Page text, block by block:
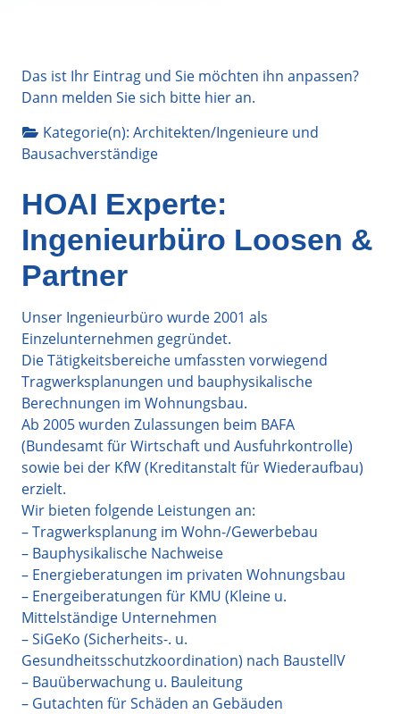
Das ist Ihr Eintrag und Sie möchten ihn anpassen?
Dann melden Sie sich bitte hieran.
Kategorie(n): Architekten/Ingenieure und
Bausachverständige
HOAI Experte:
Ingenieurbüro Loosen &
Partner
Unser Ingenieurbüro wurde 2001 als
Einzelunternehmen gegründet.
Die Tätigkeitsbereiche umfassten vorwiegend
Tragwerksplanungen und bauphysikalische
Berechnungen im Wohnungsbau.
Ab 2005 wurden Zulassungen beim BAFA
(Bundesamt für Wirtschaft und Ausfuhrkontrolle)
sowie bei der KfW (Kreditanstalt für Wiederaufbau)
erzielt.
Wir bieten folgende Leistungen an:
– Tragwerksplanung im Wohn-/Gewerbebau
– Bauphysikalische Nachweise
– Energieberatungen im privaten Wohnungsbau
– Energeiberatungen für KMU (Kleine u.
Mittelständige Unternehmen
– SiGeKo (Sicherheits-. u.
Gesundheitsschutzkoordination) nach BaustellV
– Bauüberwachung u. Bauleitung
– Gutachten für Schäden an Gebäuden